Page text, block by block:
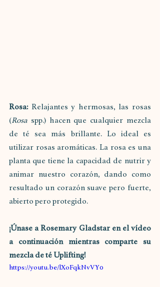
Rosa: Relajantes y hermosas, las rosas
(Rosa spp.) hacen que cualquier mezcla
de té sea más brillante. Lo ideal es
utilizar rosas aromáticas. La rosa es una
planta que tiene la capacidad de nutrir y
animar nuestro corazón, dando como
resultado un corazón suave pero fuerte,
abierto pero protegido.
¡Únase a Rosemary Gladstar en el vídeo
a continuación mientras comparte su
mezcla de té Uplifting!
https://youtu.be/lXoFqkNvVY0